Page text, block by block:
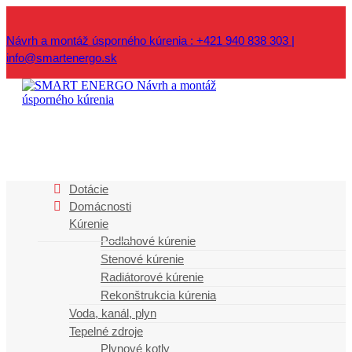
Návrh a montáž úsporného kúrenia : +421 940 838 303 |
info@smartenergo.sk
Dotácie
Domácnosti
Kúrenie
Podlahové kúrenie
Stenové kúrenie
Radiátorové kúrenie
Rekonštrukcia kúrenia
Voda, kanál, plyn
Tepelné zdroje
Plynové kotly
Najčítanejšie
LAST MINUTE NA PODLAHOVÉ KÚRENIE
Kúrenie v roku 2018
Tepelné čerpadlo v zime ohreje, v lete ochladí